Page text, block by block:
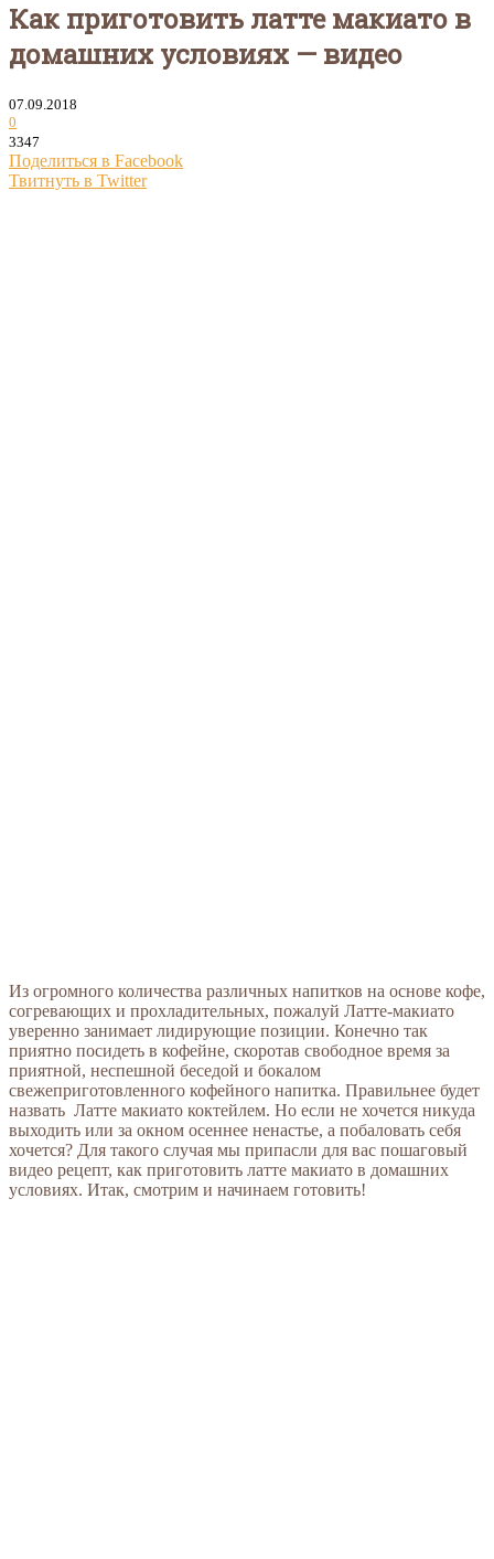
Как приготовить латте макиато в
домашних условиях — видео
07.09.2018
0
3347
Поделиться в Facebook
Твитнуть в Twitter
Из огромного количества различных напитков на основе кофе,
согревающих и прохладительных, пожалуй Латте-макиато
уверенно занимает лидирующие позиции. Конечно так
приятно посидеть в кофейне, скоротав свободное время за
приятной, неспешной беседой и бокалом
свежеприготовленного кофейного напитка. Правильнее будет
назвать Латте макиато коктейлем. Но если не хочется никуда
выходить или за окном осеннее ненастье, а побаловать себя
хочется? Для такого случая мы припасли для вас пошаговый
видео рецепт, как приготовить латте макиато в домашних
условиях. Итак, смотрим и начинаем готовить!